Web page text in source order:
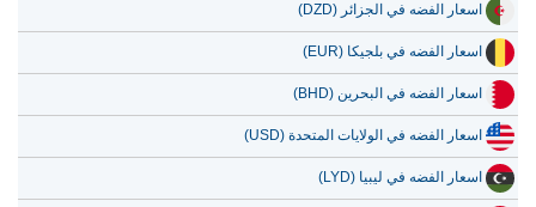
اسعار الفضه في الجزائر (DZD)
اسعار الفضه في بلجيكا (EUR)
اسعار الفضه في البحرين (BHD)
اسعار الفضه في الولايات المتحدة (USD)
اسعار الفضه في ليبيا (LYD)